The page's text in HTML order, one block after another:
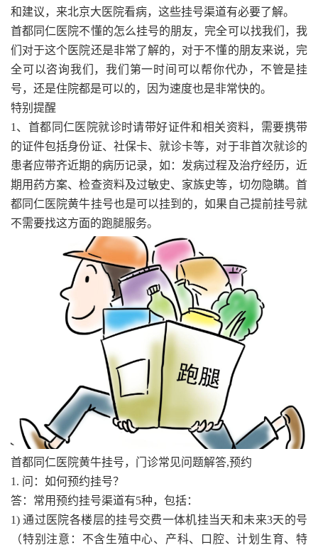
和建议，来北京大医院看病，这些挂号渠道有必要了解。
首都同仁医院不懂的怎么挂号的朋友，完全可以找我们，我
们对于这个医院还是非常了解的，对于不懂的朋友来说，完
全可以咨询我们，我们第一时间可以帮你代办，不管是挂
号，还是住院都是可以的，因为速度也是非常快的。
特别提醒
1、首都同仁医院就诊时请带好证件和相关资料，需要携带
的证件包括身份证、社保卡、就诊卡等，对于非首次就诊的
患者应带齐近期的病历记录，如：发病过程及治疗经历，近
期用药方案、检查资料及过敏史、家族史等，切勿隐瞒。首
都同仁医院黄牛挂号也是可以挂到的，如果自己提前挂号就
不需要找这方面的跑腿服务。
首都同仁医院黄牛挂号，门诊常见问题解答,预约
1. 问：如何预约挂号？
答：常用预约挂号渠道有5种，包括：
1) 通过医院各楼层的挂号交费一体机挂当天和未来3天的号
（特别注意：不含生殖中心、产科、口腔、计划生育、特